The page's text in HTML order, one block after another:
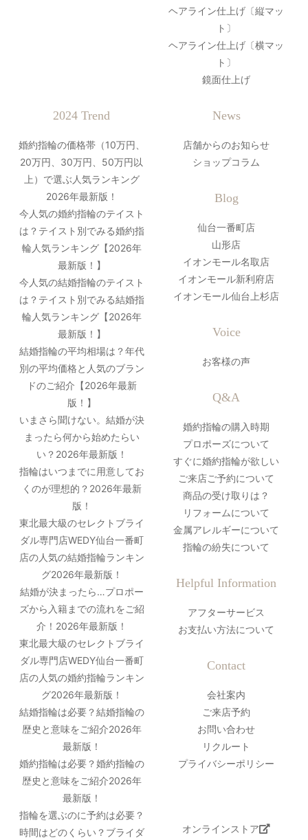
ヘアライン仕上げ〔縦マッ
ト〕
ヘアライン仕上げ〔横マッ
ト〕
鏡面仕上げ
2024 Trend
婚約指輪の価格帯（10万円、
20万円、30万円、50万円以
上）で選ぶ人気ランキング
2026年最新版！
今人気の婚約指輪のテイスト
は？テイスト別でみる婚約指
輪人気ランキング【2026年
最新版！】
今人気の結婚指輪のテイスト
は？テイスト別でみる結婚指
輪人気ランキング【2026年
最新版！】
結婚指輪の平均相場は？年代
別の平均価格と人気のブラン
ドのご紹介【2026年最新
版！】
いまさら聞けない。結婚が決
まったら何から始めたらい
い？2026年最新版！
指輪はいつまでに用意してお
くのが理想的？2026年最新
版！
東北最大級のセレクトブライ
ダル専門店WEDY仙台一番町
店の人気の結婚指輪ランキン
グ2026年最新版！
結婚が決まったら…プロポー
ズから入籍までの流れをご紹
介！2026年最新版！
東北最大級のセレクトブライ
ダル専門店WEDY仙台一番町
店の人気の婚約指輪ランキン
グ2026年最新版！
結婚指輪は必要？結婚指輪の
歴史と意味をご紹介2026年
最新版！
婚約指輪は必要？婚約指輪の
歴史と意味をご紹介2026年
最新版！
指輪を選ぶのに予約は必要？
時間はどのくらい？ブライダ
News
店舗からのお知らせ
ショップコラム
Blog
仙台一番町店
山形店
イオンモール名取店
イオンモール新利府店
イオンモール仙台上杉店
Voice
お客様の声
Q&A
婚約指輪の購入時期
プロポーズについて
すぐに婚約指輪が欲しい
ご来店ご予約について
商品の受け取りは？
リフォームについて
金属アレルギーについて
指輪の紛失について
Helpful Information
アフターサービス
お支払い方法について
Contact
会社案内
ご来店予約
お問い合わせ
リクルート
プライバシーポリシー
オンラインストア